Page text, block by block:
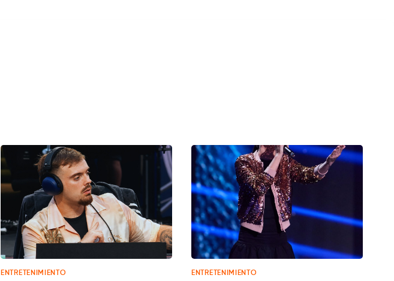
ENTRETENIMIENTO ENTRETENIMIENTO